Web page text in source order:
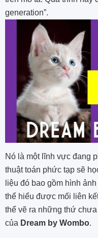
generation”.
Nó là một lĩnh vực đang
thuật toán phức tạp sẽ
liệu đó bao gồm hình
thể hiểu được mối liên
thể vẽ ra những thứ
của Dream by Wombo.